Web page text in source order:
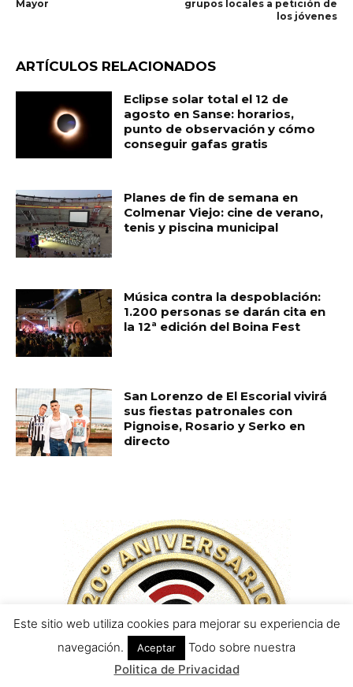
Este sitio web utiliza cookies para mejorar su experiencia de
navegación.
Aceptar
Todo sobre nuestra
Politica de Privacidad